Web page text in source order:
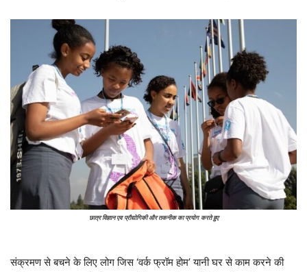
छात्रविज्ञानएव प्रौद्योगिकी और तकनीक का प्रयोग करते हुए
संक्रमण से बचने के लिए लोग जिस ‘वर्क फ्रॉम होम’ यानी घर से काम करने की